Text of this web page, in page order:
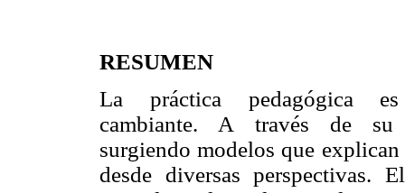
RESUMEN
La práctica pedagógica es
cambiante. A través de su
surgiendo modelos que
desde diversas perspectivas.